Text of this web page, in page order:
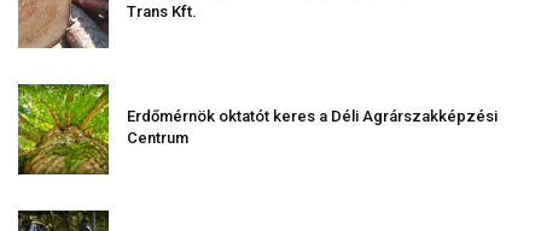
Trans Kft.
Erdőmérnök oktatót keres a Déli Agrárszakképzési
Centrum